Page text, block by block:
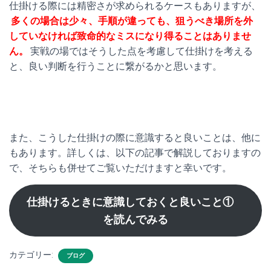
仕掛ける際には精密さが求められるケースもありますが、
多くの場合は少々、手順が違っても、狙うべき場所を外
していなければ致命的なミスになり得ることはありませ
ん。
実戦の場ではそうした点を考慮して仕掛けを考える
と、良い判断を行うことに繋がるかと思います。
また、こうした仕掛けの際に意識すると良いことは、他に
もあります。詳しくは、以下の記事で解説しておりますの
で、そちらも併せてご覧いただけますと幸いです。
仕掛けるときに意識しておくと良いこと①
を読んでみる
カテゴリー: ブログ